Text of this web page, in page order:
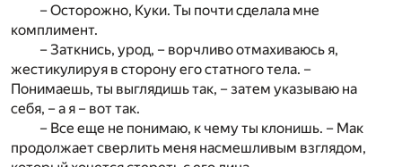
– Осторожно, Куки. Ты почти сделала мне
комплимент.
– Заткнись, урод, – ворчливо отмахиваюсь я,
жестикулируя в сторону его статного тела. –
Понимаешь, ты выглядишь так, – затем указываю на
себя, – а я – вот так.
– Все еще не понимаю, к чему ты клонишь. – Мак
продолжает сверлить меня насмешливым взглядом,